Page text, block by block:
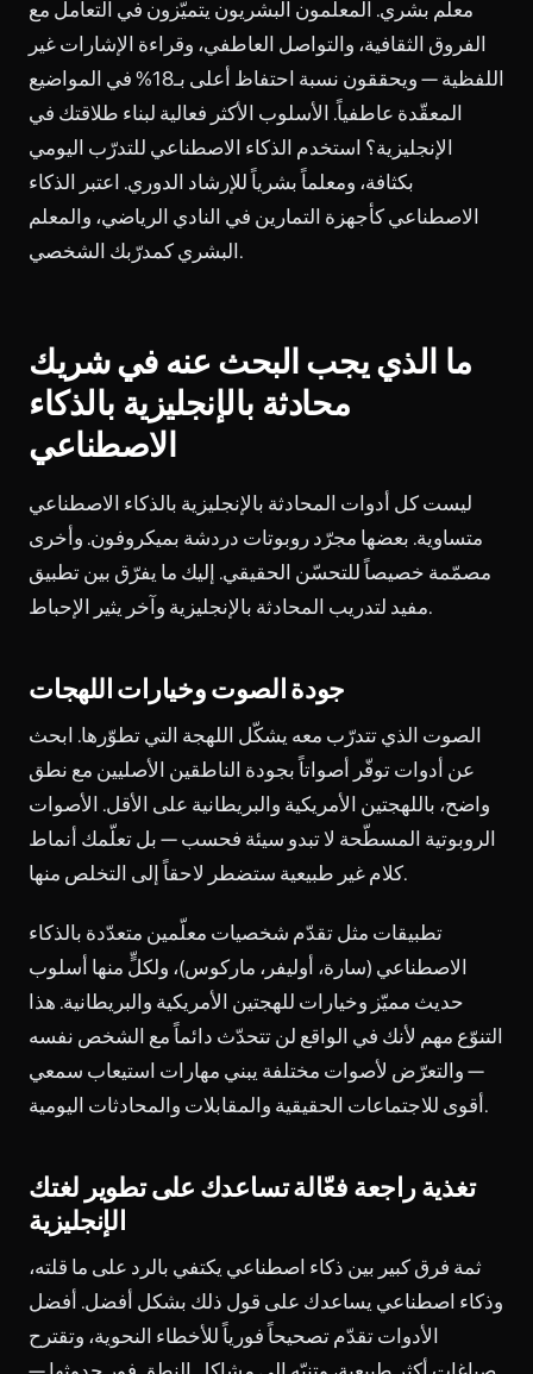
معلم بشري. المعلمون البشريون يتميّزون في التعامل مع
الفروق الثقافية، والتواصل العاطفي، وقراءة الإشارات غير
اللفظية — ويحققون نسبة احتفاظ أعلى بـ18% في المواضيع
المعقّدة عاطفياً. الأسلوب الأكثر فعالية لبناء طلاقتك في
الإنجليزية؟ استخدم الذكاء الاصطناعي للتدرّب اليومي
بكثافة، ومعلماً بشرياً للإرشاد الدوري. اعتبر الذكاء
الاصطناعي كأجهزة التمارين في النادي الرياضي، والمعلم
البشري كمدرّبك الشخصي.
ما الذي يجب البحث عنه في شريك
محادثة بالإنجليزية بالذكاء
الاصطناعي
ليست كل أدوات المحادثة بالإنجليزية بالذكاء الاصطناعي
متساوية. بعضها مجرّد روبوتات دردشة بميكروفون. وأخرى
مصمّمة خصيصاً للتحسّن الحقيقي. إليك ما يفرّق بين تطبيق
مفيد لتدريب المحادثة بالإنجليزية وآخر يثير الإحباط.
جودة الصوت وخيارات اللهجات
الصوت الذي تتدرّب معه يشكّل اللهجة التي تطوّرها. ابحث
عن أدوات توفّر أصواتاً بجودة الناطقين الأصليين مع نطق
واضح، باللهجتين الأمريكية والبريطانية على الأقل. الأصوات
الروبوتية المسطّحة لا تبدو سيئة فحسب — بل تعلّمك أنماط
كلام غير طبيعية ستضطر لاحقاً إلى التخلص منها.
تطبيقات مثل تقدّم شخصيات معلّمين متعدّدة بالذكاء
الاصطناعي (سارة، أوليفر، ماركوس)، ولكلٍّ منها أسلوب
حديث مميّز وخيارات للهجتين الأمريكية والبريطانية. هذا
التنوّع مهم لأنك في الواقع لن تتحدّث دائماً مع الشخص نفسه
— والتعرّض لأصوات مختلفة يبني مهارات استيعاب سمعي
أقوى للاجتماعات الحقيقية والمقابلات والمحادثات اليومية.
تغذية راجعة فعّالة تساعدك على تطوير لغتك
الإنجليزية
ثمة فرق كبير بين ذكاء اصطناعي يكتفي بالرد على ما قلته،
وذكاء اصطناعي يساعدك على قول ذلك بشكل أفضل. أفضل
الأدوات تقدّم تصحيحاً فورياً للأخطاء النحوية، وتقترح